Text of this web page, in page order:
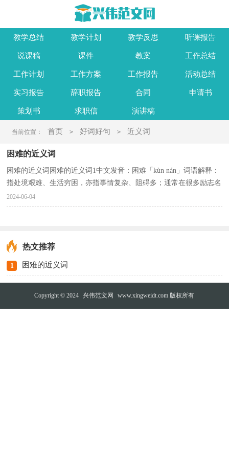
教学总结 教学计划 教学反思 听课报告
说课稿 课件 教案 工作总结
工作计划 工作方案 工作报告 活动总结
实习报告 辞职报告 合同 申请书
策划书 求职信 演讲稿
当前位置： 首页 > 好词好句 > 近义词
困难的近义词
困难的近义词困难的近义词1中文发音：困难「kùn nán」词语解释：
指处境艰难、生活穷困，亦指事情复杂、阻碍多；通常在很多励志名
言出出现。近义词：艰难、艰苦用困难造句1、前进的...
2024-06-04
热文推荐
1 困难的近义词
Copyright © 2024 兴伟范文网 www.xingweidt.com 版权所有